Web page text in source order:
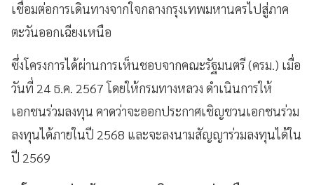
เชื่อมต่อการเดินทางจากใจกลางกรุงเทพมหานครไปสู่ภาค
ตะวันออกเฉียงเหนือ
ซึ่งโครงการได้ผ่านการเห็นชอบจากคณะรัฐมนตรี (ครม.) เมื่อ
วันที่ 24 ธ.ค. 2567 โดยให้กรมทางหลวง ดำเนินการให้
เอกชนร่วมลงทุน คาดว่าจะออกประกาศเชิญชวนเอกชนร่วม
ลงทุนได้ภายในปี 2568 และจะลงนามสัญญาร่วมลงทุนได้ใน
ปี 2569